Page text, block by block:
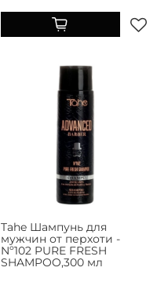
Tahe Шампунь для
мужчин от перхоти -
Nº102 PURE FRESH
SHAMPOO,300 мл